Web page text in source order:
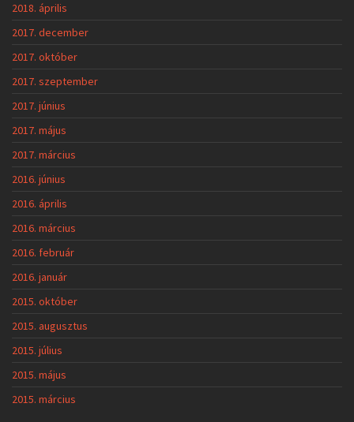
2018. április
2017. december
2017. október
2017. szeptember
2017. június
2017. május
2017. március
2016. június
2016. április
2016. március
2016. február
2016. január
2015. október
2015. augusztus
2015. július
2015. május
2015. március